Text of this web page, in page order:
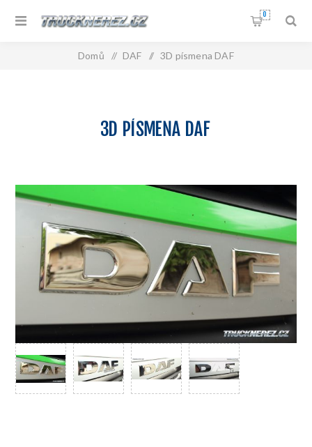
0
Domů / DAF / 3D písmena DAF
3D PÍSMENA DAF